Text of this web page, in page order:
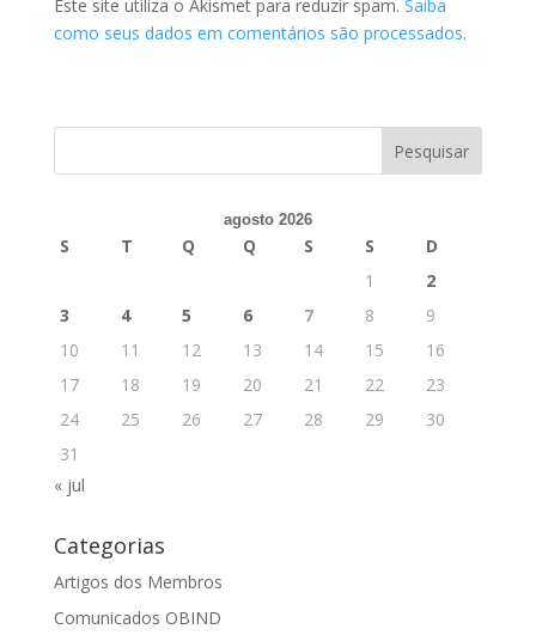
Este site utiliza o Akismet para reduzir spam. Saiba
como seus dados em comentários são processados.
agosto 2026
S T Q Q S S
D
1
2
3
4 5 6 7 8
9
10
11 12 13 14 15
16
17
18 19 20 21 22
23
24
25 26 27 28 29
30
31
« jul
Categorias
Artigos dos Membros
Comunicados OBIND